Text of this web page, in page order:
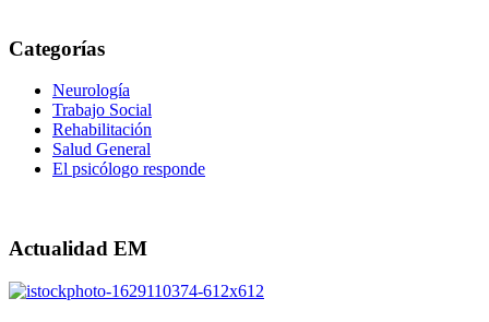
Categorías
Neurología
Trabajo Social
Rehabilitación
Salud General
El psicólogo responde
Actualidad EM